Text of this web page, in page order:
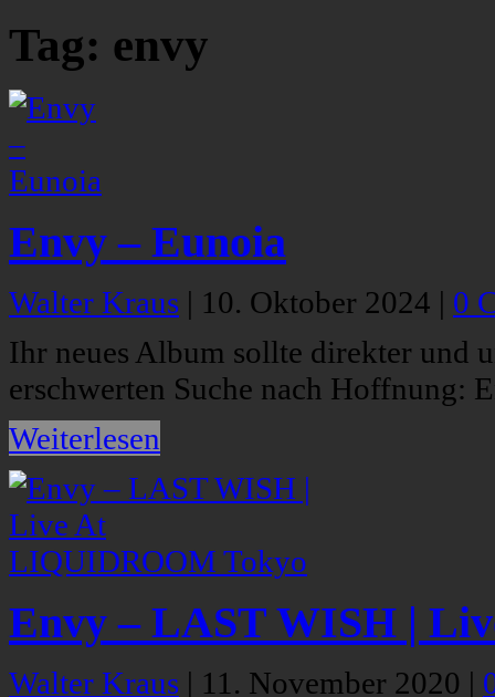
Tag: envy
Envy – Eunoia
Walter Kraus | 10. Oktober 2024 | 0
Ihr neues Album sollte direkter und
erschwerten Suche nach Hoffnung:
Weiterlesen
Envy – LAST WISH |
Walter Kraus | 11. November 2020 |